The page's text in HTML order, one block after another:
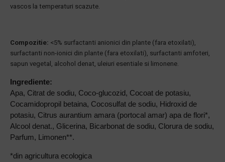
vascos la temperaturi scazute.
Compozitie: <5% surfactanti anionici din plante (fara etoxilati),
surfactanti non-ionici din plante (fara etoxilati), surfactanti amfoteri,
sapun vegetal, alcohol denat, uleiuri esentiale si limonene.
Ingrediente:
Apa, Citrat de sodiu, Coco-glucozid, Cocoat de potasiu,
Cocamidopropil betaina, Cocosulfat de sodiu, Hidroxid de
potasiu, Citrus aurantium amara (portocal amar) apa de flori*,
Alcool denat., Glicerina, Bicarbonat de sodiu, Clorura de sodiu,
Parfum, Limonen**.
*din agricultura ecologica